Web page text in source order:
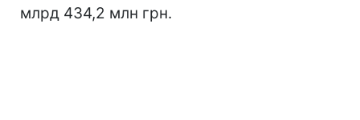
млрд 434,2 млн грн.